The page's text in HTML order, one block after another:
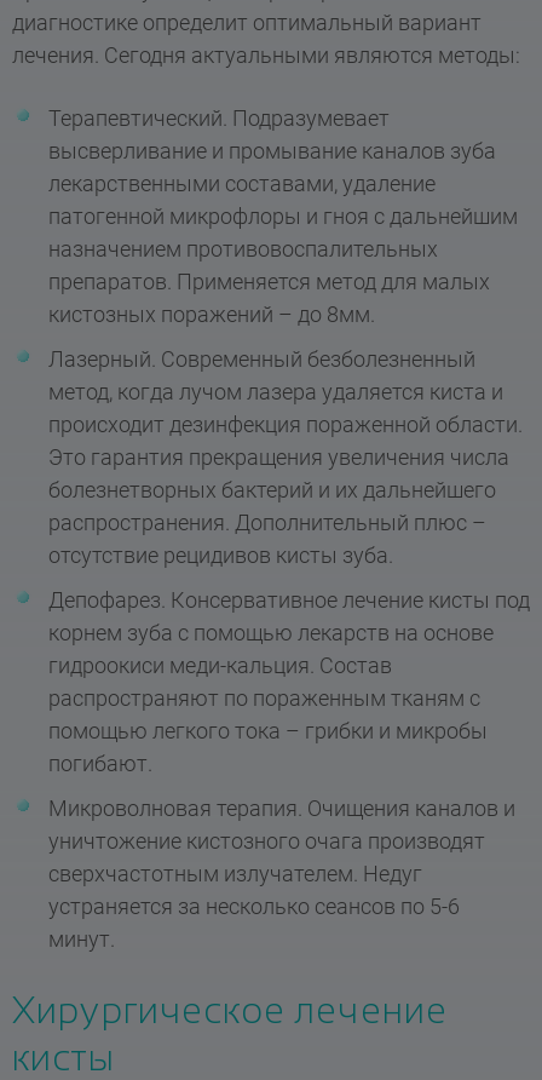
диагностике определит оптимальный вариант
лечения. Сегодня актуальными являются методы:
Терапевтический. Подразумевает
высверливание и промывание каналов зуба
лекарственными составами, удаление
патогенной микрофлоры и гноя с дальнейшим
назначением противовоспалительных
препаратов. Применяется метод для малых
кистозных поражений – до 8мм.
Лазерный. Современный безболезненный
метод, когда лучом лазера удаляется киста и
происходит дезинфекция пораженной области.
Это гарантия прекращения увеличения числа
болезнетворных бактерий и их дальнейшего
распространения. Дополнительный плюс –
отсутствие рецидивов кисты зуба.
Депофарез. Консервативное лечение кисты под
корнем зуба с помощью лекарств на основе
гидроокиси меди-кальция. Состав
распространяют по пораженным тканям с
помощью легкого тока – грибки и микробы
погибают.
Микроволновая терапия. Очищения каналов и
уничтожение кистозного очага производят
сверхчастотным излучателем. Недуг
устраняется за несколько сеансов по 5-6
минут.
Хирургическое лечение
кисты